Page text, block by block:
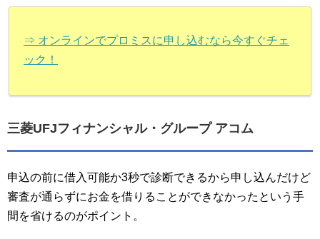
⇒ オンラインでプロミスに申し込むなら今すぐチェ
ック！
三菱UFJフィナンシャル・グループ アコム
申込の前に借入可能か3秒で診断できるから申し込んだけど
審査が通らずにお金を借りることができなかったという手
間を省けるのがポイント。